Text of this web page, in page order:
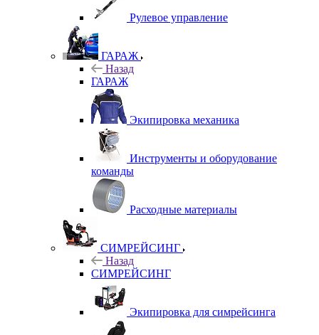
Рулевое управление
ГАРАЖ
Назад
ГАРАЖ
Экипировка механика
Инструменты и оборудование
команды
Расходные материалы
СИМРЕЙСИНГ
Назад
СИМРЕЙСИНГ
Экипировка для симрейсинга